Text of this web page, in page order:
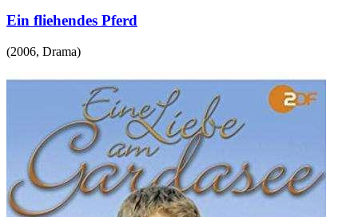
Ein fliehendes Pferd
(2006, Drama)